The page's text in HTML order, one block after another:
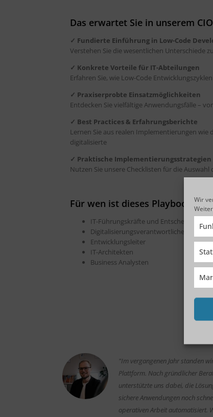
Wir
Das erwartet Sie in unserem
✓ Fundierte Einführung in Low-Code
Verstehen Sie die wesentlichen Unterschiede
✓ Konkrete Vorteile für IT-Abteilungen
Erfahren Sie, wie Low-Code
✓ Praxiserprobte Einsatzmöglichkeiten
Entdecken Sie vielfältige Anwendungsfälle –
✓ Best Practices & Erfahrungsberichte
Lernen Sie aus realen Implementierungen
digitalisierte
✓ Praktische Implementierungsstrategien
Nutzen Sie unsere Checklisten für die
Für wen ist dieses Playbook
IT-Führungskräfte und Entscheider
Digitalisierungsverantwortliche
Entwicklungsleiter
IT-Architekten
Business Analysten
"Im vergangenen Jahr standen
Plattform. Nach gründlicher
unterstützte uns dabei, die
sichere Anwendungen noch
operativen Arbeit automatisiert.